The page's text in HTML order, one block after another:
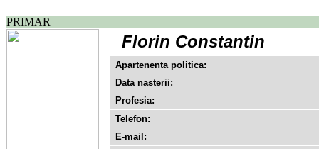
PRIMAR
Florin Constantin
Apartenenta politica:
Data nasterii:
Profesia:
Telefon:
E-mail: